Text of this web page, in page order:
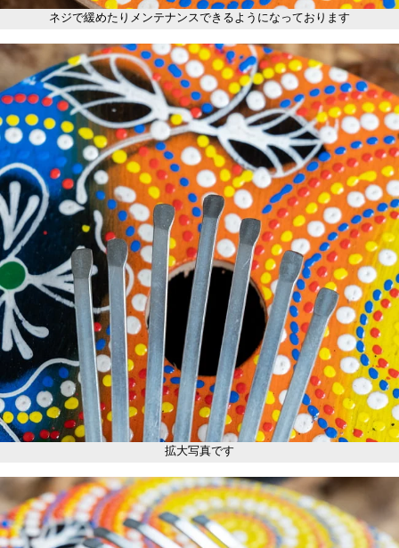
ネジで緩めたりメンテナンスできるようになっております
拡大写真です